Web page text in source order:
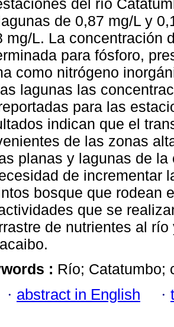
del río
de 0,87 mg/L y
mg/L. La concentración
para fósforo,
como nitrógeno
lagunas las
para las
indican que el
de las zonas
planas y lagunas de
de incrementar
bosque que rodean
que se
de nutrientes al
: Río; Catatumbo;
· abstract in English ·